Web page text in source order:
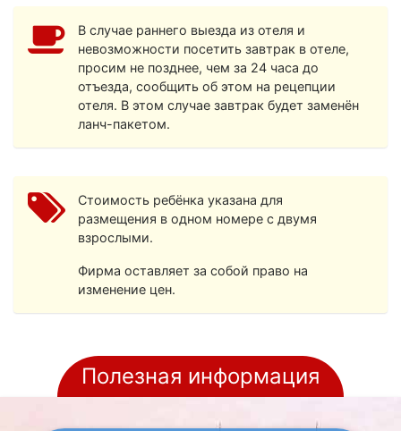
В случае раннего выезда из отеля и
невозможности посетить завтрак в отеле,
просим не позднее, чем за 24 часа до
отъезда, сообщить об этом на рецепции
отеля. В этом случае завтрак будет заменён
ланч-пакетом.
Стоимость ребёнка указана для
размещения в одном номере с двумя
взрослыми.
Фирма оставляет за собой право на
изменение цен.
Полезная информация